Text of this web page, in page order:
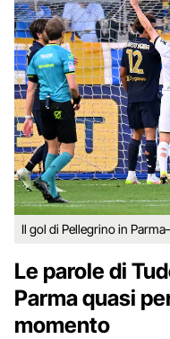
Il gol di Pellegrino in
Le parole di
Parma quasi
momento